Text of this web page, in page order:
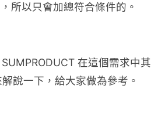
所以只會加總符合條件的。
在這個需求中
說一下，給大家做為參考。